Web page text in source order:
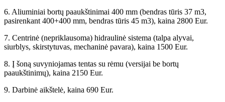
6. Aliuminiai bortų paaukštinimai 400 mm (bendras tūris 37 m3,
pasirenkant 400+400 mm, bendras tūris 45 m3), kaina 2800 Eur.
7. Centrinė (nepriklausoma) hidraulinė sistema (talpa alyvai,
siurblys, skirstytuvas, mechaninė pavara), kaina 1500 Eur.
8. Į šoną suvyniojamas tentas su rėmu (versijai be bortų
paaukštinimų), kaina 2150 Eur.
9. Darbinė aikštelė, kaina 690 Eur.